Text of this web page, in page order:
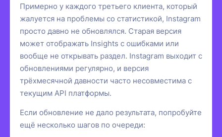
Примерно у каждого третьего клиента, который
жалуется на проблемы со статистикой, Instagram
просто давно не обновлялся. Старая версия
может отображать Insights с ошибками или
вообще не открывать раздел. Instagram выходит с
обновлениями регулярно, и версия
трёхмесячной давности часто несовместима с
текущим API платформы.
Если обновление не дало результата, попробуйте
ещё несколько шагов по очереди: